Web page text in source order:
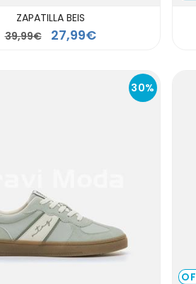
ZAPATILLA BEIS
39,99€
27,99€
30%